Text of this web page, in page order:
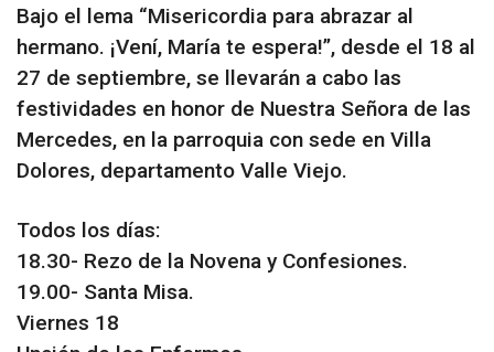
Bajo el lema “Misericordia para abrazar al
hermano. ¡Vení, María te espera!”, desde el 18 al
27 de septiembre, se llevarán a cabo las
festividades en honor de Nuestra Señora de las
Mercedes, en la parroquia con sede en Villa
Dolores, departamento Valle Viejo.
Todos los días:
18.30- Rezo de la Novena y Confesiones.
19.00- Santa Misa.
Viernes 18